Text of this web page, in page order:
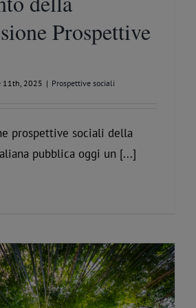
Prospettive
11th, 2025 | Prospettive sociali
prospettive sociali della
pubblica oggi un [...]